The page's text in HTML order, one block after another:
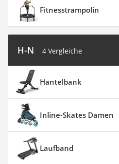
Fitnesstrampolin
H-N 4 Vergleiche
Hantelbank
Inline-Skates Damen
Laufband